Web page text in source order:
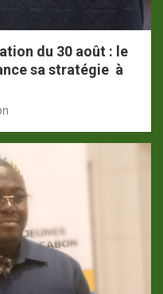
du 30 août : le
sa stratégie à